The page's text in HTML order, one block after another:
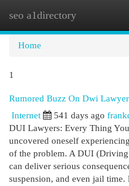
seo a1directory
Home
1
Rumored Buzz On Dwi
Internet 541 days ago
DUI Lawyers: Every Thing
uncovered oneself
of the problem. A DUI
can deliver serious
suspension, and even jail